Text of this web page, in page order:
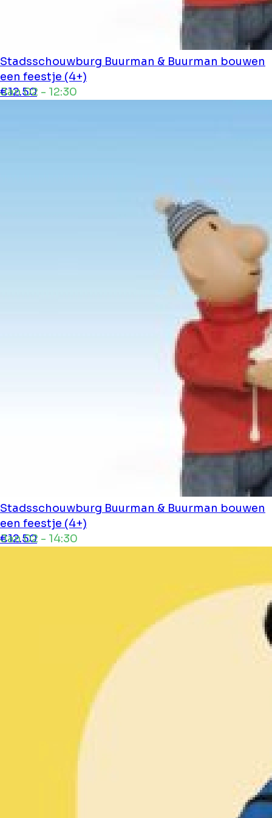
Stadsschouwburg Buurman & Buurman bouwen
een feestje (4+)
Jan 02 - 12:30
€12.50
Stadsschouwburg Buurman & Buurman bouwen
een feestje (4+)
Jan 02 - 14:30
€12.50